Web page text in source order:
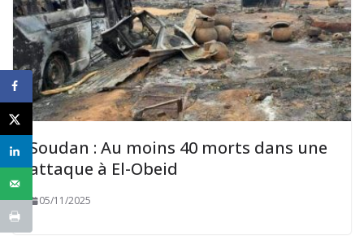
Soudan : Au moins 40 morts dans une
attaque à El-Obeid
05/11/2025